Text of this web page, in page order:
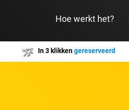
Hoe werkt het?
In 3 klikkengereserveerd